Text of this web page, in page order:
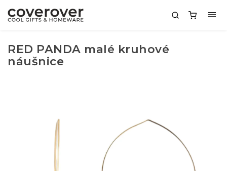
RED PANDA malé kruhové
náušnice